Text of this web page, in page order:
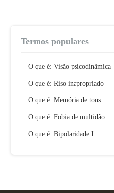
Termos populares
O que é: Visão psicodinâmica
O que é: Riso inapropriado
O que é: Memória de tons
O que é: Fobia de multidão
O que é: Bipolaridade I